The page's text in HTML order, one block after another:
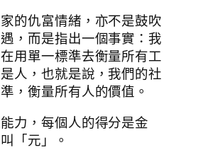
的仇富情緒，亦不是鼓吹
，而是指出一個事實：我
用單一標準去衡量所有工
人，也就是說，我們的社
，衡量所有人的價值。
力，每個人的得分是金
「元」。